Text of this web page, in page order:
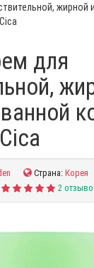
жирной
для
Страна:Корея
2